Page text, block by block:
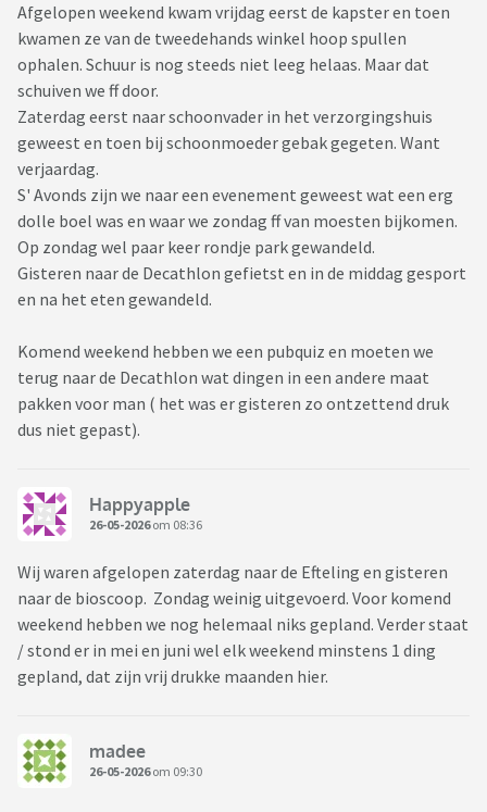
Afgelopen weekend kwam vrijdag eerst de kapster en toen
kwamen ze van de tweedehands winkel hoop spullen
ophalen. Schuur is nog steeds niet leeg helaas. Maar dat
schuiven we ff door.
Zaterdag eerst naar schoonvader in het verzorgingshuis
geweest en toen bij schoonmoeder gebak gegeten. Want
verjaardag.
S' Avonds zijn we naar een evenement geweest wat een erg
dolle boel was en waar we zondag ff van moesten bijkomen.
Op zondag wel paar keer rondje park gewandeld.
Gisteren naar de Decathlon gefietst en in de middag gesport
en na het eten gewandeld.
Komend weekend hebben we een pubquiz en moeten we
terug naar de Decathlon wat dingen in een andere maat
pakken voor man ( het was er gisteren zo ontzettend druk
dus niet gepast).
Happyapple
26-05-2026om 08:36
Wij waren afgelopen zaterdag naar de Efteling en gisteren
naar de bioscoop. Zondag weinig uitgevoerd. Voor komend
weekend hebben we nog helemaal niks gepland. Verder staat
/ stond er in mei en juni wel elk weekend minstens 1 ding
gepland, dat zijn vrij drukke maanden hier.
madee
26-05-2026om 09:30